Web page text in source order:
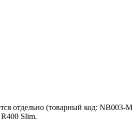
отдельно (товарный код: NB003-
Slim.